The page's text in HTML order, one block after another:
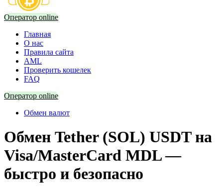
Оператор online
Главная
О нас
Правила сайта
AML
Проверить кошелек
FAQ
Оператор online
Обмен валют
Обмен Tether (SOL) USDT на
Visa/MasterCard MDL —
быстро и безопасно